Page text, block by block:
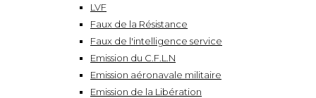
LVF
Faux de la Résistance
Faux de l'intelligence service
Emission du C.F.L.N
Emission aéronavale militaire
Emission de la Libération